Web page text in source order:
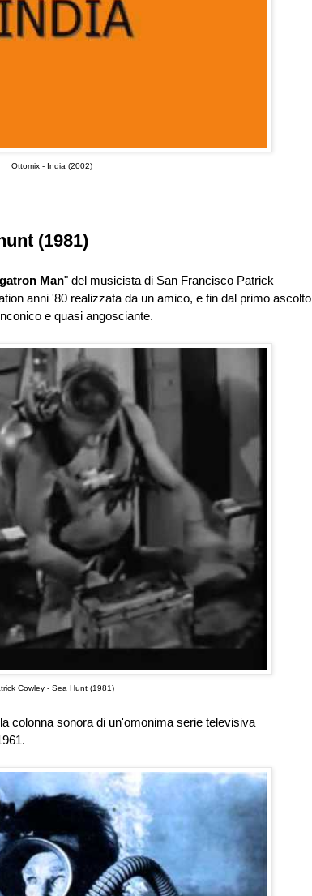
Ottomix - India (2002)
(1981)
Man" del musicista di San Francisco Patrick
anni '80 realizzata da un amico, e fin dal primo ascolto
e quasi angosciante.
Cowley - Sea Hunt (1981)
colonna sonora di un'omonima serie televisiva